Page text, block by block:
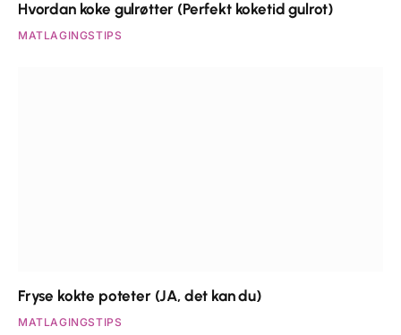
Hvordan koke gulrøtter (Perfekt koketid gulrot)
MATLAGINGSTIPS
Fryse kokte poteter (JA, det kan du)
MATLAGINGSTIPS